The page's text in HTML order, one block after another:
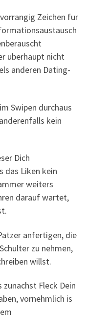
Zeichen fur
uberhaupt nicht
anderen Dating-
Swipen durchaus
kein
Dich
das Liken kein
weiters
darauf wartet,
anfertigen, die
zu nehmen,
willst.
Fleck Dein
vornehmlich is